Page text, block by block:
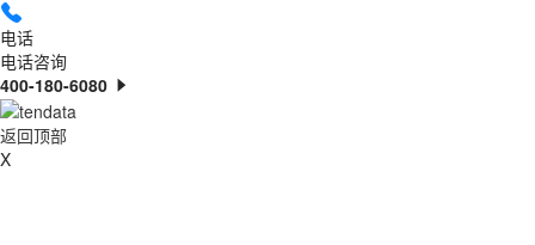
电话
电话咨询
400-180-6080
返回顶部
X